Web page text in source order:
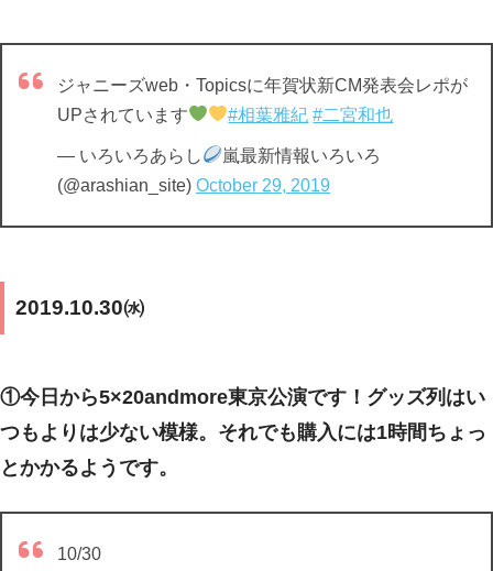
ジャニーズweb・Topicsに年賀状新CM発表会レポが
UPされています
#相葉雅紀 #二宮和也
— いろいろあらし
嵐最新情報いろいろ
(@arashian_site) October 29, 2019
2019.10.30㈬
①今日から5×20andmore東京公演です！グッズ列はい
つもよりは少ない模様。それでも購入には1時間ちょっ
とかかるようです。
10/30